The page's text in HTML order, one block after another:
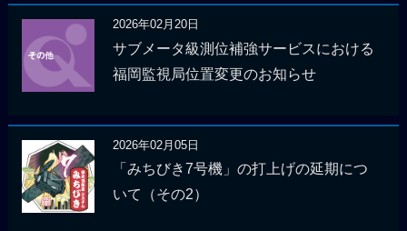
2026年02月20日
サブメータ級測位補強サービスにおける
福岡監視局位置変更のお知らせ
2026年02月05日
「みちびき7号機」の打上げの延期につ
いて（その2）